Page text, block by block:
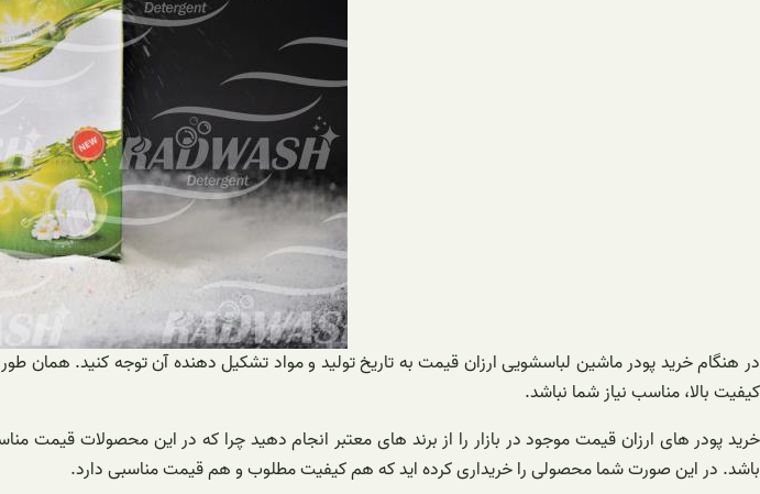
در هنگام خرید پودر ماشین لباسشویی ارزان قیمت به تاریخ تولید و مواد تشکیل دهنده آن توجه کنید.
کیفیت بالا، مناسب نیاز شما نباشد.
خرید پودر های ارزان قیمت موجود در بازار را از برند های معتبر انجام دهید چرا که در این محصولات
باشد. در این صورت شما محصولی را خریداری کرده اید که هم کیفیت مطلوب و هم قیمت مناسبی دارد.